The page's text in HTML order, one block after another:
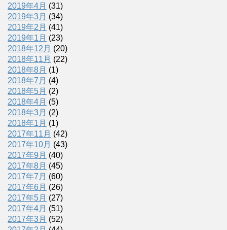
2019年4月 (31)
2019年3月 (34)
2019年2月 (41)
2019年1月 (23)
2018年12月 (20)
2018年11月 (22)
2018年8月 (1)
2018年7月 (4)
2018年5月 (2)
2018年4月 (5)
2018年3月 (2)
2018年1月 (1)
2017年11月 (42)
2017年10月 (43)
2017年9月 (40)
2017年8月 (45)
2017年7月 (60)
2017年6月 (26)
2017年5月 (27)
2017年4月 (51)
2017年3月 (52)